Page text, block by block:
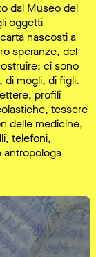
dal Museo del
oggetti
nascosti a
speranze, del
ci sono
di mogli, di figli.
profili
tessere
delle medicine,
telefoni,
antropologa